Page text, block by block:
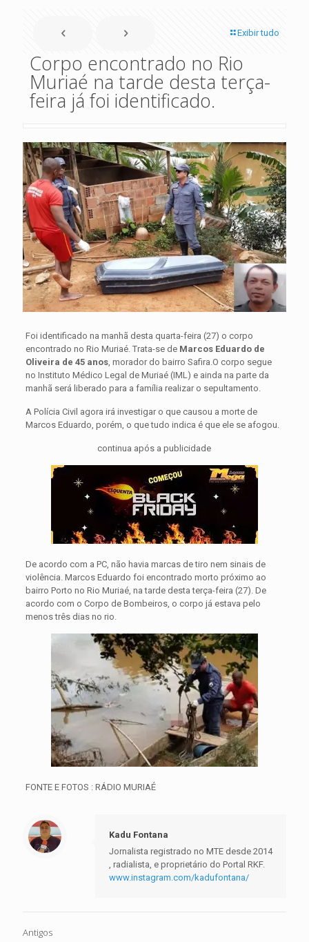
Exibir tudo
Corpo encontrado no Rio
Muriaé na tarde desta terça-
feira já foi identificado.
Foi identificado na manhã desta quarta-feira (27) o corpo
encontrado no Rio Muriaé. Trata-se de Marcos Eduardo de
Oliveira de 45 anos, morador do bairro Safira.O corpo segue
no Instituto Médico Legal de Muriaé (IML) e ainda na parte da
manhã será liberado para a família realizar o sepultamento.
A Polícia Civil agora irá investigar o que causou a morte de
Marcos Eduardo, porém, o que tudo indica é que ele se afogou.
continua após a publicidade
De acordo com a PC, não havia marcas de tiro nem sinais de
violência. Marcos Eduardo foi encontrado morto próximo ao
bairro Porto no Rio Muriaé, na tarde desta terça-feira (27). De
acordo com o Corpo de Bombeiros, o corpo já estava pelo
menos três dias no rio.
FONTE E FOTOS : RÁDIO MURIAÉ
Kadu Fontana
Jornalista registrado no MTE desde 2014
, radialista, e proprietário do Portal RKF.
www.instagram.com/kadufontana/
Antigos